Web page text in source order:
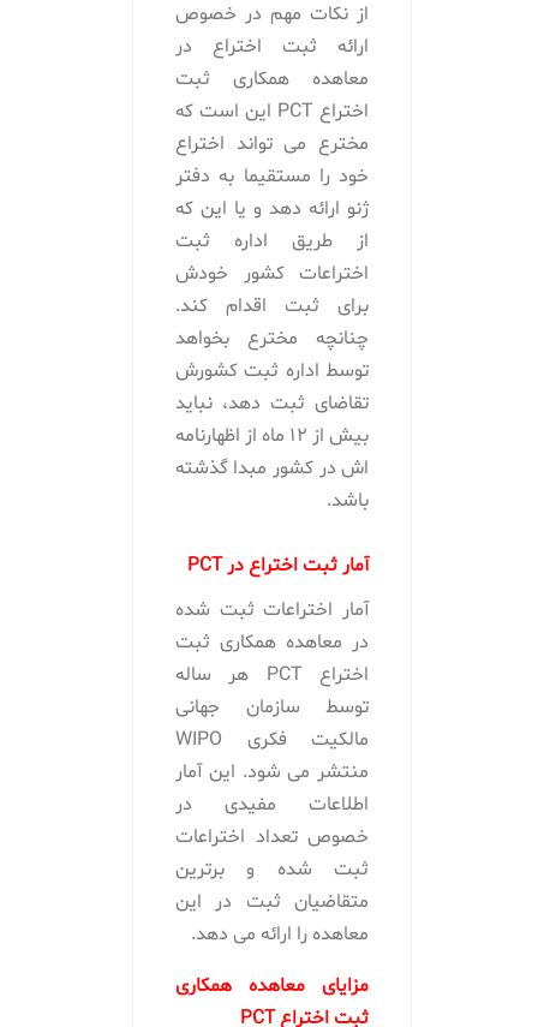
از نکات مهم در خصوص
ارائه ثبت اختراع در
معاهده همکاری ثبت
اختراع PCT این است که
مخترع می تواند اختراع
خود را مستقیما به دفتر
ژنو ارائه دهد و یا این که
از طریق اداره ثبت
اختراعات کشور خودش
برای ثبت اقدام کند.
چنانچه مخترع بخواهد
توسط اداره ثبت کشورش
تقاضای ثبت دهد، نباید
بیش از 12 ماه از اظهارنامه
اش در کشور مبدا گذشته
باشد.
آمار ثبت اختراع در PCT
آمار اختراعات ثبت شده
در معاهده همکاری ثبت
اختراع PCT هر ساله
توسط سازمان جهانی
مالکیت فکری WIPO
منتشر می شود. این آمار
اطلاعات مفیدی در
خصوص تعداد اختراعات
ثبت شده و برترین
متقاضیان ثبت در این
معاهده را ارائه می دهد.
مزایای معاهده همکاری
ثبت اختراعPCT